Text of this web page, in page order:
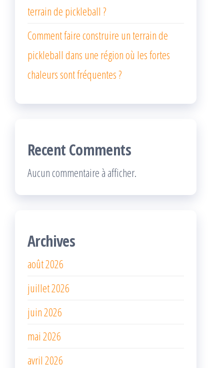
terrain de pickleball ?
Comment faire construire un terrain de
pickleball dans une région où les fortes
chaleurs sont fréquentes ?
Recent Comments
Aucun commentaire à afficher.
Archives
août 2026
juillet 2026
juin 2026
mai 2026
avril 2026